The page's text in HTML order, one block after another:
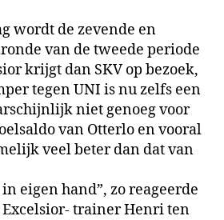
wordt de zeven­de en
van de tweede periode
krijgt dan SKV op bezoek,
tegen UNI is nu zelfs een
niet genoeg voor
van Otterlo en vooral
veel beter dan dat van
eigen hand”, zo reageerde
trainer Henri ten